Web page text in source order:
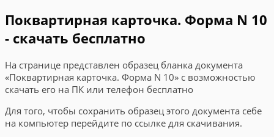
Поквартирная карточка. Форма N 10
- скачать бесплатно
На странице представлен образец бланка документа
«Поквартирная карточка. Форма N 10» с возможностью
скачать его на ПК или телефон бесплатно
Для того, чтобы сохранить образец этого документа себе
на компьютер перейдите по ссылке для скачивания.